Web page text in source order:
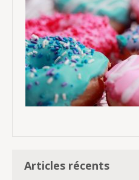
Articles récents